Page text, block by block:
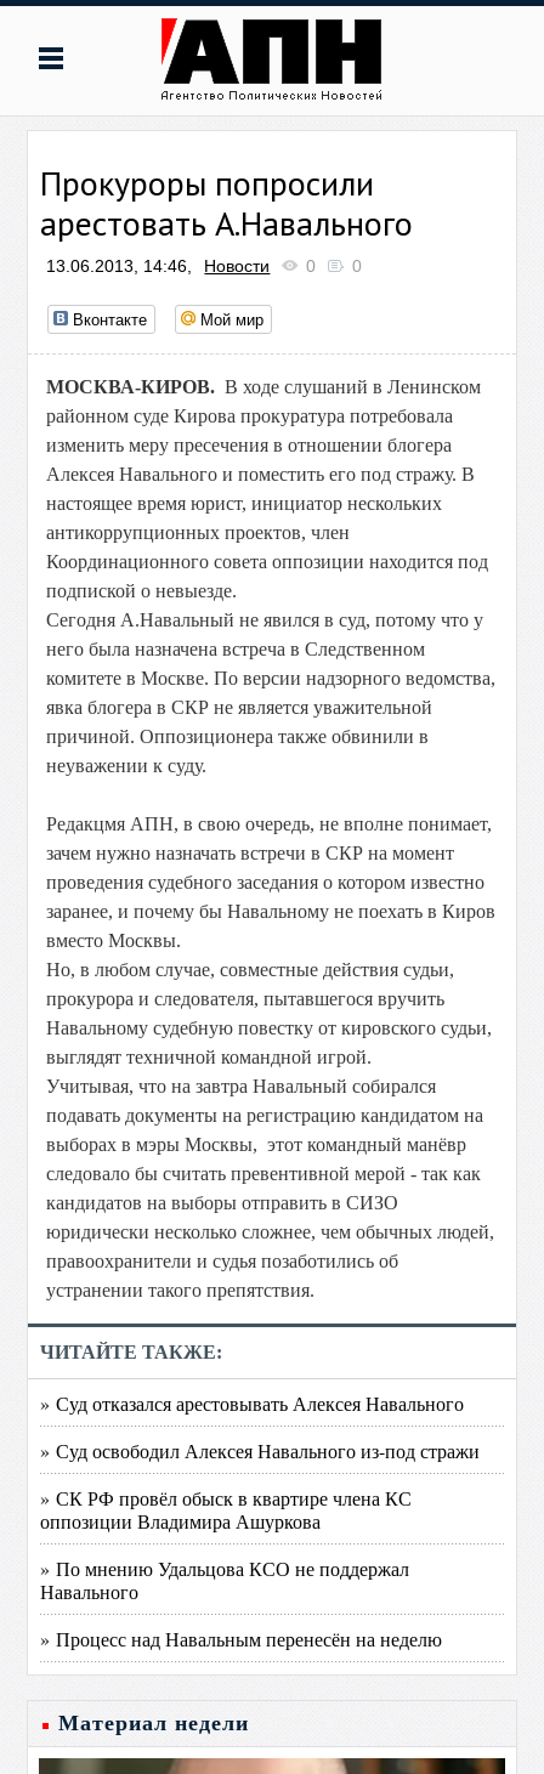
Прокуроры попросили
арестовать А.Навального
13.06.2013, 14:46, Новости 0 0
Вконтакте Мой мир
МОСКВА-КИРОВ.В ходе слушаний в Ленинском
районном суде Кирова прокуратура потребовала
изменить меру пресечения в отношении блогера
Алексея Навального и поместить его под стражу. В
настоящее время юрист, инициатор нескольких
антикоррупционных проектов, член
Координационного совета оппозиции находится под
подпиской о невыезде.
Сегодня А.Навальный не явился в суд, потому что у
него была назначена встреча в Следственном
комитете в Москве. По версии надзорного ведомства,
явка блогера в СКР не является уважительной
причиной. Оппозиционера также обвинили в
неуважении к суду.
Редакцмя АПН, в свою очередь, не вполне понимает,
зачем нужно назначать встречи в СКР на момент
проведения судебного заседания о котором известно
заранее, и почему бы Навальному не поехать в Киров
вместо Москвы.
Но, в любом случае, совместные действия судьи,
прокурора и следователя, пытавшегося вручить
Навальному судебную повестку от кировского судьи,
выглядят техничной командной игрой.
Учитывая, что на завтра Навальный собирался
подавать документы на регистрацию кандидатом на
выборах в мэры Москвы, этот командный манёвр
следовало бы считать превентивной мерой - так как
кандидатов на выборы отправить в СИЗО
юридически несколько сложнее, чем обычных людей,
правоохранители и судья позаботились об
устранении такого препятствия.
ЧИТАЙТЕ ТАКЖЕ:
» Суд отказался арестовывать Алексея Навального
» Суд освободил Алексея Навального из-под стражи
» СК РФ провёл обыск в квартире члена КС
оппозиции Владимира Ашуркова
» По мнению Удальцова КСО не поддержал
Навального
» Процесс над Навальным перенесён на неделю
Материал недели